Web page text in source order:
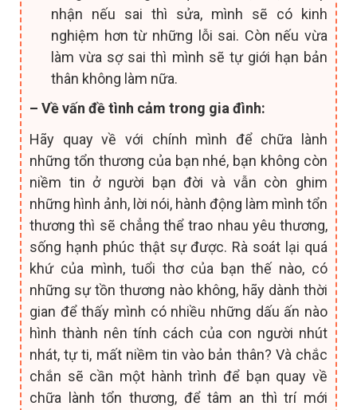
nhận nếu sai thì sửa, mình sẽ có kinh
nghiệm hơn từ những lỗi sai. Còn nếu vừa
làm vừa sợ sai thì mình sẽ tự giới hạn bản
thân không làm nữa.
– Về vấn đề tình cảm trong gia đình:
Hãy quay về với chính mình để chữa lành
những tổn thương của bạn nhé, bạn không còn
niềm tin ở người bạn đời và vẫn còn ghim
những hình ảnh, lời nói, hành động làm mình tổn
thương thì sẽ chẳng thể trao nhau yêu thương,
sống hạnh phúc thật sự được. Rà soát lại quá
khứ của mình, tuổi thơ của bạn thế nào, có
những sự tồn thương nào không, hãy dành thời
gian để thấy mình có nhiều những dấu ấn nào
hình thành nên tính cách của con người nhút
nhát, tự ti, mất niềm tin vào bản thân? Và chắc
chắn sẽ cần một hành trình để bạn quay về
chữa lành tổn thương, để tâm an thì trí mới